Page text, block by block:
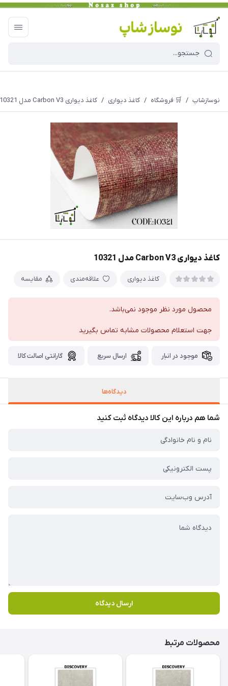
نوسازشاپ / 🛒 فروشگاه / کاغذ دیواری / کاغذ دیواری Carbon V3 مدل 10321
کاغذ دیواری Carbon V3 مدل 10321
کاغذ دیواری علاقه‌مندی مقایسه
محصول مورد نظر موجود نمی‌باشد.
جهت استعلام محصولات مشابه تماس بگیرید
موجود در انبار ارسال سریع گارانتی اصالت کالا
دیدگاه‌ها
شما هم درباره این کالا دیدگاه ثبت کنید
ارسال دیدگاه
محصولات مرتبط